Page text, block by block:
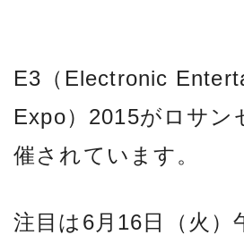
E3（Electronic
Expo）2015がロサン
催されています。
注目は6月16日（火）